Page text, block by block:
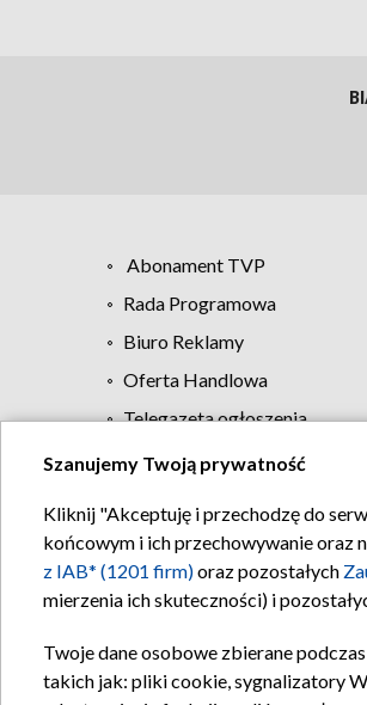
Abonament TVP
Rada Programowa
Biuro Reklamy
Oferta Handlowa
Telegazeta ogłoszenia
Szanujemy Twoją prywatność
Kliknij "Akceptuję i przechodzę do
końcowym i ich przechowywanie oraz
z IAB* (1201 firm)oraz pozostałych
mierzenia ich skuteczności) i
Twoje dane osobowe zbierane
takich jak: pliki cookie, sygnalizatory